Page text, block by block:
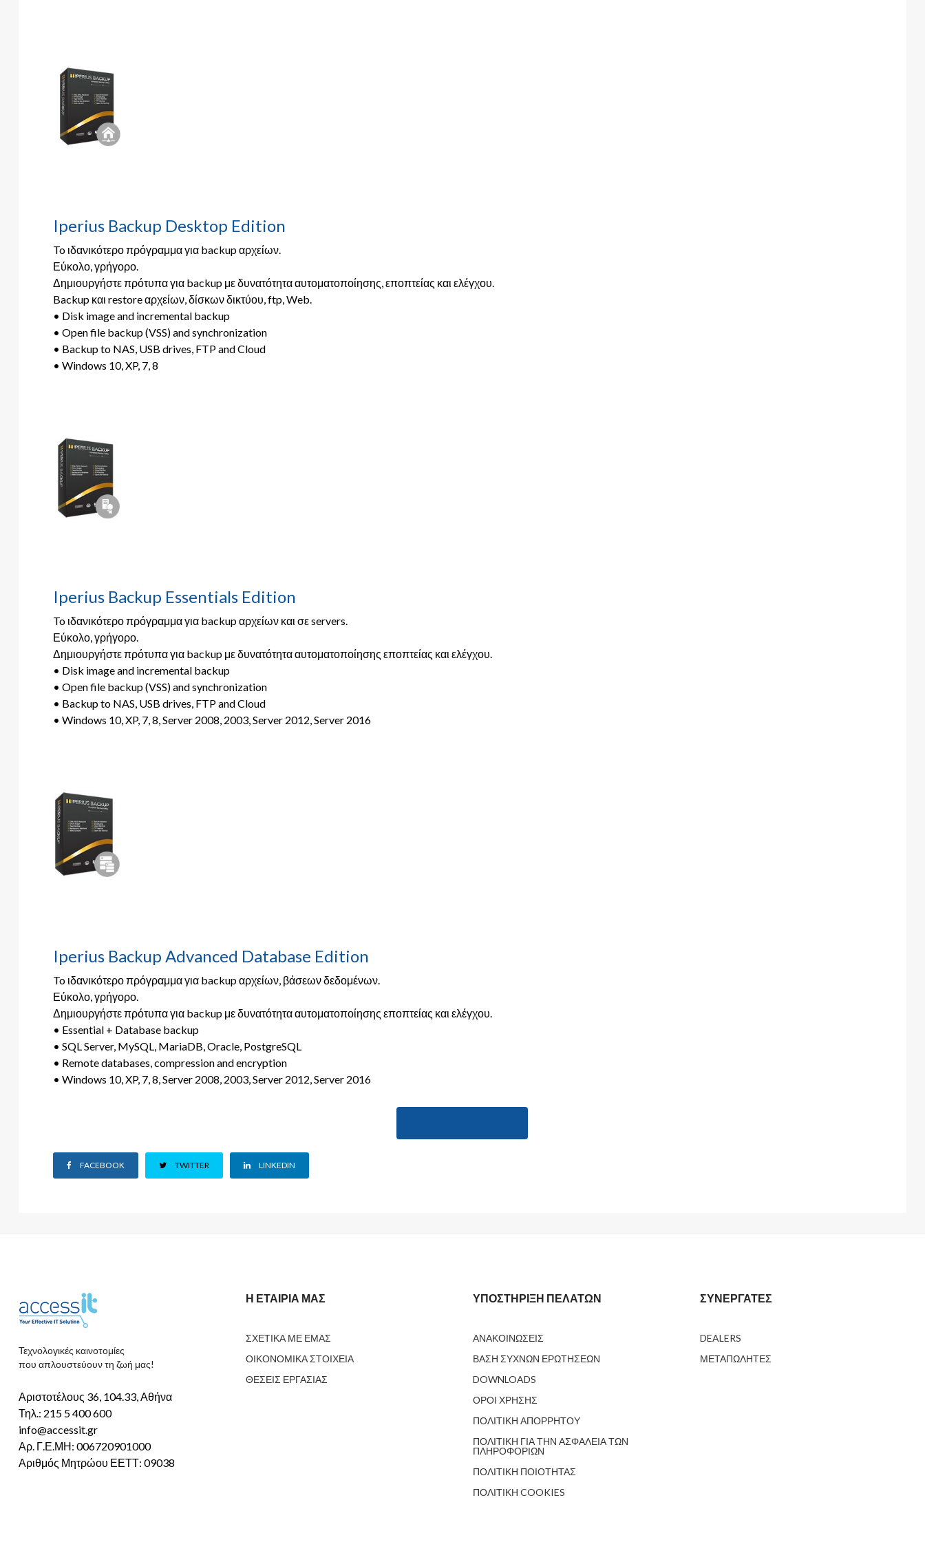
Iperius Backup Desktop Edition
To ιδανικότερο πρόγραμμα για backup αρχείων.
Εύκολο, γρήγορο.
Δημιουργήστε πρότυπα για backup με δυνατότητα αυτοματοποίησης, εποπτείας και ελέγχου.
Backup και restore αρχείων, δίσκων δικτύου, ftp, Web.
• Disk image and incremental backup
• Open file backup (VSS) and synchronization
• Backup to NAS, USB drives, FTP and Cloud
• Windows 10, XP, 7, 8
Iperius Backup Essentials Edition
To ιδανικότερο πρόγραμμα για backup αρχείων και σε servers.
Εύκολο, γρήγορο.
Δημιουργήστε πρότυπα για backup με δυνατότητα αυτοματοποίησης εποπτείας και ελέγχου.
• Disk image and incremental backup
• Open file backup (VSS) and synchronization
• Backup to NAS, USB drives, FTP and Cloud
• Windows 10, XP, 7, 8, Server 2008, 2003, Server 2012, Server 2016
Iperius Backup Advanced Database Edition
To ιδανικότερο πρόγραμμα για backup αρχείων, βάσεων δεδομένων.
Εύκολο, γρήγορο.
Δημιουργήστε πρότυπα για backup με δυνατότητα αυτοματοποίησης εποπτείας και ελέγχου.
• Essential + Database backup
• SQL Server, MySQL, MariaDB, Oracle, PostgreSQL
• Remote databases, compression and encryption
• Windows 10, XP, 7, 8, Server 2008, 2003, Server 2012, Server 2016
FACEBOOK TWITTER LINKEDIN
Τεχνολογικές καινοτομίες
που απλουστεύουν τη ζωή μας!
Αριστοτέλους 36, 104.33, Αθήνα
Τηλ.: 215 5 400 600
info@accessit.gr
Αρ. Γ.Ε.ΜΗ: 006720901000
Αριθμός Μητρώου ΕΕΤΤ: 09038
Η ΕΤΑΙΡΙΑ ΜΑΣ
ΣΧΕΤΙΚΑ ΜΕ ΕΜΑΣ
ΟΙΚΟΝΟΜΙΚΑ ΣΤΟΙΧΕΙΑ
ΘΕΣΕΙΣ ΕΡΓΑΣΙΑΣ
ΥΠΟΣΤΗΡΙΞΗ ΠΕΛΑΤΩΝ
ΑΝΑΚΟΙΝΩΣΕΙΣ
ΒΑΣΗ ΣΥΧΝΩΝ ΕΡΩΤΗΣΕΩΝ
DOWNLOADS
ΟΡΟΙ ΧΡΗΣΗΣ
ΠΟΛΙΤΙΚΗ ΑΠΟΡΡΗΤΟΥ
ΠΟΛΙΤΙΚΗ ΓΙΑ ΤΗΝ ΑΣΦΑΛΕΙΑ ΤΩΝ
ΠΛΗΡΟΦΟΡΙΩΝ
ΠΟΛΙΤΙΚΗ ΠΟΙΟΤΗΤΑΣ
ΠΟΛΙΤΙΚΗ COOKIES
ΣΥΝΕΡΓΑΤΕΣ
DEALERS
ΜΕΤΑΠΩΛΗΤΕΣ